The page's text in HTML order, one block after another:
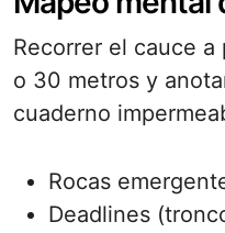
Recorrer el cauce
o 30 metros y
cuaderno
Rocas
Deadlines